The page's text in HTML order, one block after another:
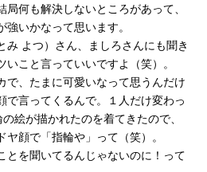
何も解決しないところがあって、
いかなって思います。
み よつ）さん、ましろさんにも聞き
いこと言っていいですよ（笑）。
で、たまに可愛いなって思うんだけ
で言ってくるんで。１人だけ変わっ
絵が描かれたのを着てきたので、
ヤ顔で「指輪や」って（笑）。
とを聞いてるんじゃないのに！って